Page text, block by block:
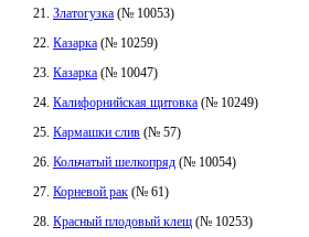
Златогузка (№ 10053)
Казарка (№ 10259)
Казарка (№ 10047)
Калифорнийская щитовка (№ 10249)
Кармашки слив (№ 57)
Кольчатый шелкопряд (№ 10054)
Корневой рак (№ 61)
Красный плодовый клещ (№ 10253)